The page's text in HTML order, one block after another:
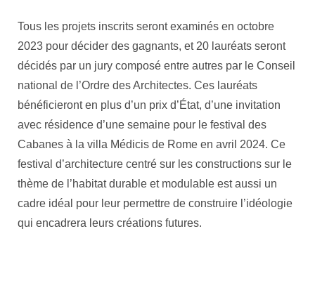
Tous les projets inscrits seront examinés en octobre
2023 pour décider des gagnants, et 20 lauréats seront
décidés par un jury composé entre autres par le Conseil
national de l’Ordre des Architectes. Ces lauréats
bénéficieront en plus d’un prix d’État, d’une invitation
avec résidence d’une semaine pour le festival des
Cabanes à la villa Médicis de Rome en avril 2024. Ce
festival d’architecture centré sur les constructions sur le
thème de l’habitat durable et modulable est aussi un
cadre idéal pour leur permettre de construire l’idéologie
qui encadrera leurs créations futures.